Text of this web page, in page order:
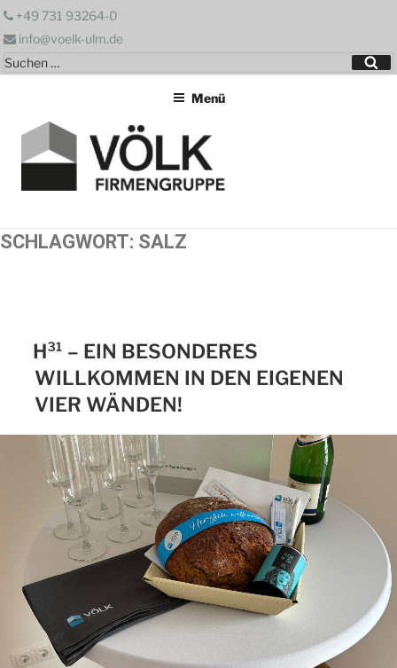
Zum
springen
+49 731 93264-0
info@voelk-ulm.de
Suchen
nach:
Menü
SCHLAGWORT: SALZ
H³¹ – EIN BESONDERES
WILLKOMMEN IN DEN EIGENEN
VIER WÄNDEN!